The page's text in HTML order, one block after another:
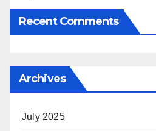
Recent Comments
Archives
July 2025